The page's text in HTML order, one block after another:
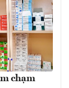
chạm